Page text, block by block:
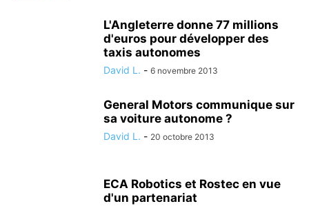
L'Angleterre donne 77 millions
d'euros pour développer des
taxis autonomes
David L. - 6 novembre 2013
General Motors communique sur
sa voiture autonome ?
David L. - 20 octobre 2013
ECA Robotics et Rostec en vue
d'un partenariat